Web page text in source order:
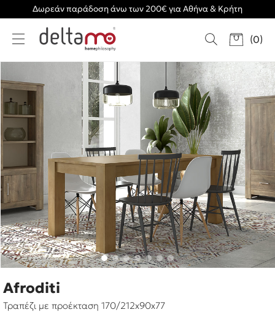
Δωρεάν παράδοση άνω των 200€ για Αθήνα & Κρήτη
(0)
Afroditi
Τραπέζι με προέκταση 170/212x90x77